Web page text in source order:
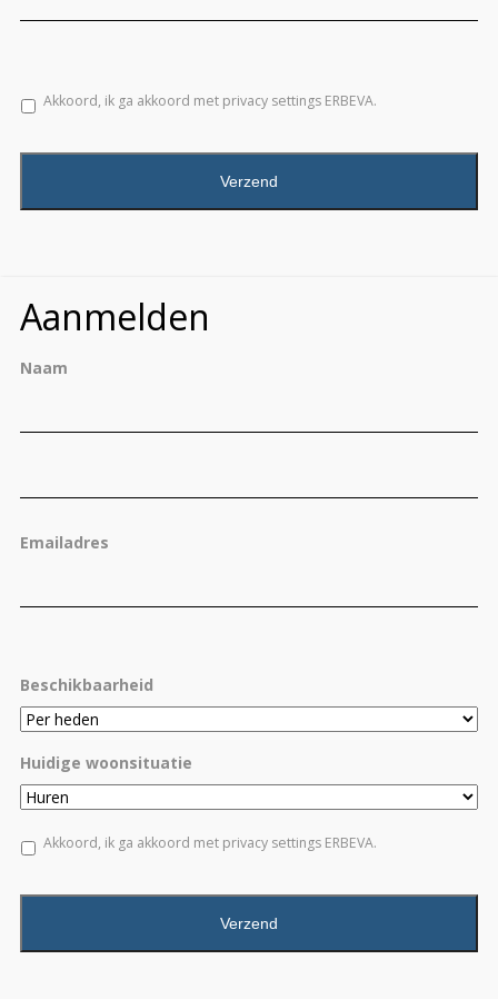
Akkoord, ik ga akkoord met privacy settings ERBEVA.
Aanmelden
Naam
Emailadres
Beschikbaarheid
Huidige woonsituatie
Akkoord, ik ga akkoord met privacy settings ERBEVA.